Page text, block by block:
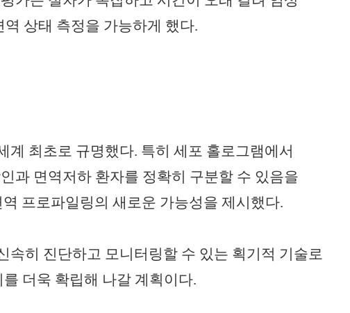
상태 측정을 가능하게 했다.
계 최초로 규명했다. 특히 세포 홀로그램에서
과 면역저하 환자를 정확히 구분할 수 있음을
프로파일링의 새로운 가능성을 제시했다.
속히 진단하고 모니터링할 수 있는 획기적 기술로
더욱 확립해 나갈 계획이다.